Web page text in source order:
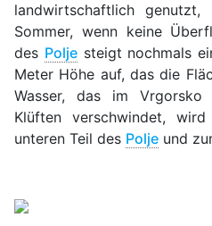
landwirtschaftlich
Sommer, wenn keine
des Poljesteigt nochmals
Meter Höhe auf, das die
Wasser, das im Vrgorsko
Klüften verschwindet,
unteren Teil des Polje und